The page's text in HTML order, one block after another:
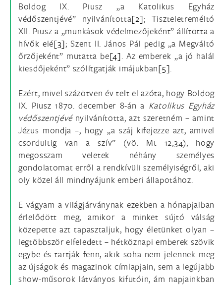
Boldog IX. Piusz „a Katolikus Egyház
védőszentjévé” nyilvánította[2]; Tiszteletreméltó
XII. Piusz a „munkások védelmezőjeként” állította a
hívők elé[3]; Szent II. János Pál pedig „a Megváltó
őrzőjeként” mutatta be[4]. Az emberek „a jó halál
kiesdőjeként” szólítgatják imájukban[5].
Ezért, mivel százötven év telt el azóta, hogy Boldog
IX. Piusz 1870. december 8-án a Katolikus Egyház
védőszentjévé nyilvánította, azt szeretném – amint
Jézus mondja –, hogy „a száj kifejezze azt, amivel
csordultig van a szív” (vö. Mt 12,34), hogy
megosszam veletek néhány személyes
gondolatomat erről a rendkívüli személyiségről, aki
oly közel áll mindnyájunk emberi állapotához.
E vágyam a világjárványnak ezekben a hónapjaiban
érlelődött meg, amikor a minket sújtó válság
közepette azt tapasztaljuk, hogy életünket olyan –
legtöbbször elfeledett – hétköznapi emberek szövik
egybe és tartják fenn, akik soha nem jelennek meg
az újságok és magazinok címlapjain, sem a legújabb
show-műsorok látványos kifutóin, ám napjainkban